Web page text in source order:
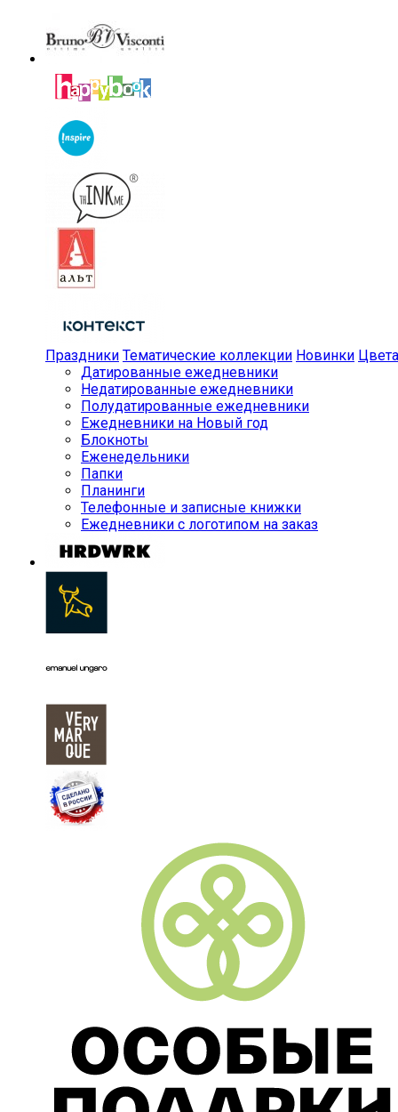
Праздники Тематические коллекции Новинки Цвета
Датированные ежедневники
Недатированные ежедневники
Полудатированные ежедневники
Ежедневники на Новый год
Блокноты
Еженедельники
Папки
Планинги
Телефонные и записные книжки
Ежедневники с логотипом на заказ